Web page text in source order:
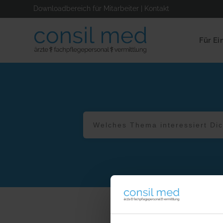
Downloadbereich für Mitarbeiter Kontakt
Für